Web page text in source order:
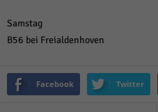
Samstag
B56 bei Freialdenhoven
Facebook Twitter